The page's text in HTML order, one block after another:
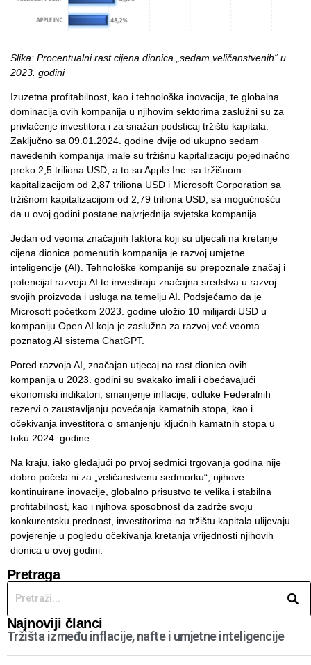
Slika: Procentualni rast cijena dionica „sedam veličanstvenih“ u
2023. godini
Izuzetna profitabilnost, kao i tehnološka inovacija, te globalna
dominacija ovih kompanija u njihovim sektorima zaslužni su za
privlačenje investitora i za snažan podsticaj tržištu kapitala.
Zaključno sa 09.01.2024. godine dvije od ukupno sedam
navedenih kompanija imale su tržišnu kapitalizaciju pojedinačno
preko 2,5 triliona USD, a to su Apple Inc. sa tržišnom
kapitalizacijom od 2,87 triliona USD i Microsoft Corporation sa
tržišnom kapitalizacijom od 2,79 triliona USD, sa mogućnošću
da u ovoj godini postane najvrjednija svjetska kompanija.
Jedan od veoma značajnih faktora koji su utjecali na kretanje
cijena dionica pomenutih kompanija je razvoj umjetne
inteligencije (AI). Tehnološke kompanije su prepoznale značaj i
potencijal razvoja AI te investiraju značajna sredstva u razvoj
svojih proizvoda i usluga na temelju AI. Podsjećamo da je
Microsoft početkom 2023. godine uložio 10 milijardi USD u
kompaniju Open AI koja je zaslužna za razvoj već veoma
poznatog AI sistema ChatGPT.
Pored razvoja AI, značajan utjecaj na rast dionica ovih
kompanija u 2023. godini su svakako imali i obećavajući
ekonomski indikatori, smanjenje inflacije, odluke Federalnih
rezervi o zaustavljanju povećanja kamatnih stopa, kao i
očekivanja investitora o smanjenju ključnih kamatnih stopa u
toku 2024. godine.
Na kraju, iako gledajući po prvoj sedmici trgovanja godina nije
dobro počela ni za „veličanstvenu sedmorku“, njihove
kontinuirane inovacije, globalno prisustvo te velika i stabilna
profitabilnost, kao i njihova sposobnost da zadrže svoju
konkurentsku prednost, investitorima na tržištu kapitala ulijevaju
povjerenje u pogledu očekivanja kretanja vrijednosti njihovih
dionica u ovoj godini.
Pretraga
Najnoviji članci
Tržišta između inflacije, nafte i umjetne inteligencije